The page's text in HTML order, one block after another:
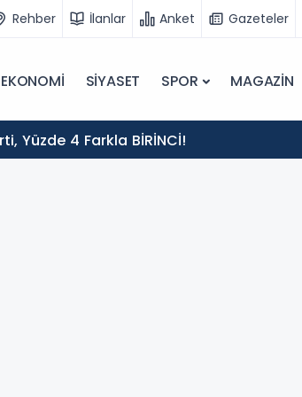
Rehber İlanlar Anket Gazeteler
EKONOMİ SİYASET SPOR MAGAZİN
Yüzde 4 Farkla BİRİNCİ!